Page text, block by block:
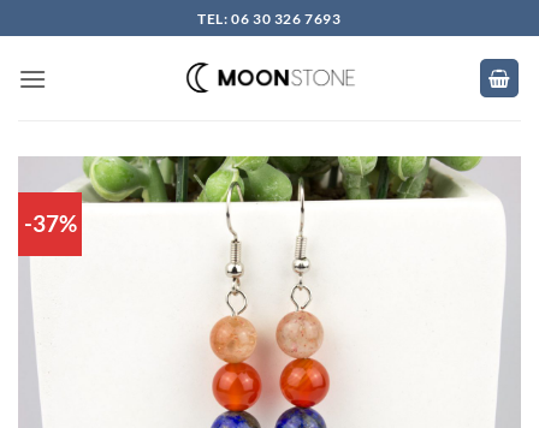
to
content
TEL: 06 30 326 7693
-37%